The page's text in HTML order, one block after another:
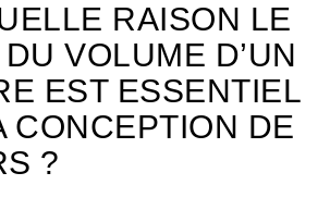
RAISON LE
VOLUME D’UN
EST ESSENTIEL
CONCEPTION DE
?